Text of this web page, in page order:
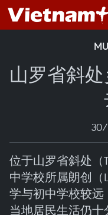
山罗省斜
位于山罗省斜处（
中学校所属朗创（
学与初中学校较
当地居民生活仍